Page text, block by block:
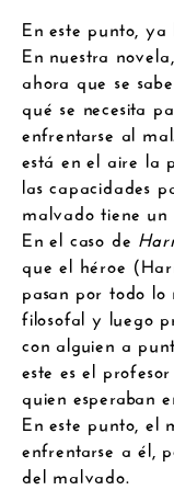
En este punto,
En nuestra
ahora que se
qué se necesita
enfrentarse al
está en el aire la
las capacidades
malvado tiene
En el caso de
que el héroe
pasan por todo
filosofal y luego
con alguien a
este es el
quien esperaban
En este punto, el
enfrentarse a él,
del malvado.